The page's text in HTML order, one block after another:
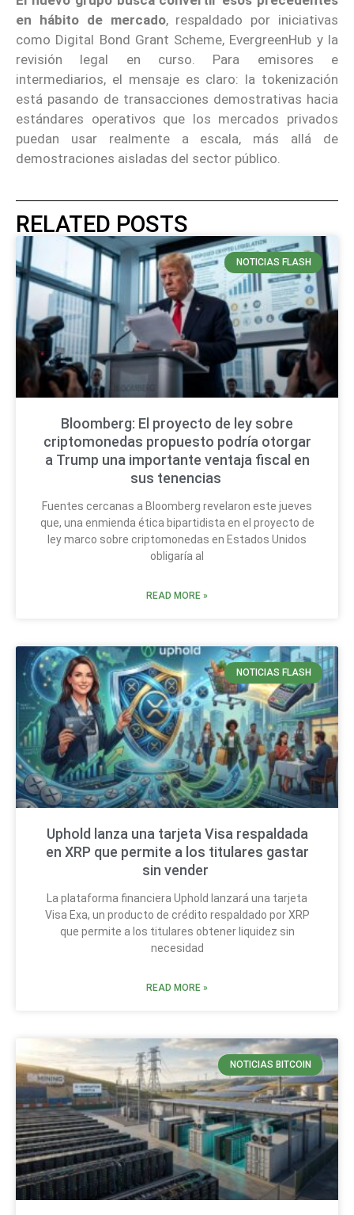
en hábito de mercado, respaldado por iniciativas
como Digital Bond Grant Scheme, EvergreenHub y la
revisión legal en curso. Para emisores e
intermediarios, el mensaje es claro: la tokenización
está pasando de transacciones demostrativas hacia
estándares operativos que los mercados privados
puedan usar realmente a escala, más allá de
demostraciones aisladas del sector público.
RELATED POSTS
NOTICIAS FLASH
Bloomberg: El proyecto de ley sobre
criptomonedas propuesto podría otorgar
a Trump una importante ventaja fiscal en
sus tenencias
Fuentes cercanas a Bloomberg revelaron este jueves
que, una enmienda ética bipartidista en el proyecto de
ley marco sobre criptomonedas en Estados Unidos
obligaría al
READ MORE »
NOTICIAS FLASH
Uphold lanza una tarjeta Visa respaldada
en XRP que permite a los titulares gastar
sin vender
La plataforma financiera Uphold lanzará una tarjeta
Visa Exa, un producto de crédito respaldado por XRP
que permite a los titulares obtener liquidez sin
necesidad
READ MORE »
NOTICIAS BITCOIN